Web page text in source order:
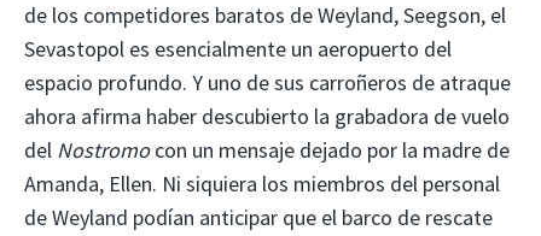
de los competidores baratos de Weyland, Seegson, el
Sevastopol es esencialmente un aeropuerto del
espacio profundo. Y uno de sus carroñeros de atraque
ahora afirma haber descubierto la grabadora de vuelo
del Nostromocon un mensaje dejado por la madre de
Amanda, Ellen. Ni siquiera los miembros del personal
de Weyland podían anticipar que el barco de rescate